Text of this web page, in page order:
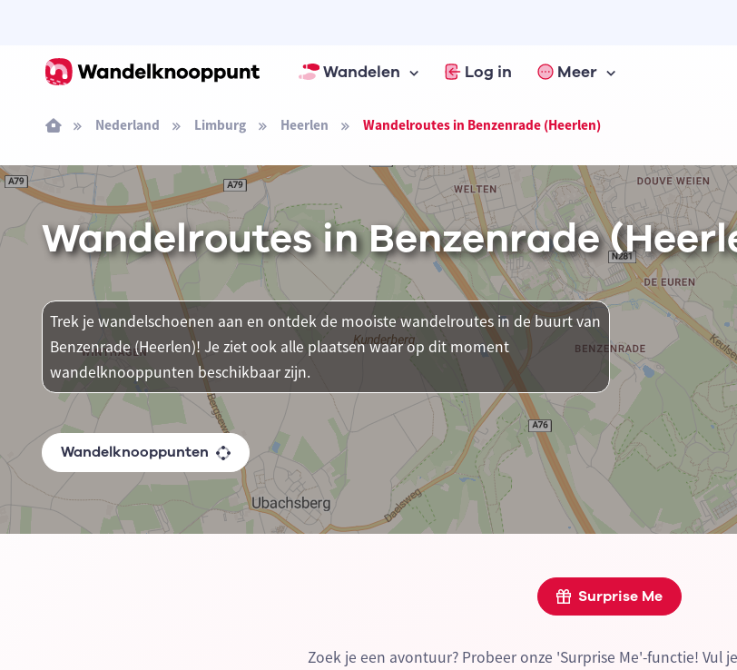
Wandelen Log in Meer
Nederland Limburg Heerlen Wandelroutes in Benzenrade (Heerlen)
Wandelroutes in Benzenrade
Trek je wandelschoenen aan en ontdek de mooiste wandelroutes in de buurt van
Benzenrade (Heerlen)! Je ziet ook alle plaatsen waar op dit moment
wandelknooppunten beschikbaar zijn.
Wandelknooppunten
Surprise Me
Zoek je een avontuur? Probeer onze 'Surprise Me'-functie! Vul